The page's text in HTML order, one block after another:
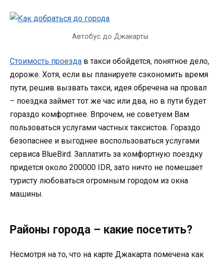
Автобус до Джакарты
Стоимость проезда в такси обойдется, понятное дело,
дороже. Хотя, если вы планируете сэкономить время
пути, решив вызвать такси, идея обречена на провал
– поездка займет тот же час или два, но в пути будет
гораздо комфортнее. Впрочем, не советуем Вам
пользоваться услугами частных таксистов. Гораздо
безопаснее и выгоднее воспользоваться услугами
сервиса BlueBird. Заплатить за комфортную поездку
придется около 200000 IDR, зато ничто не помешает
туристу любоваться огромным городом из окна
машины.
Районы города – какие посетить?
Несмотря на то, что на карте Джакарта помечена как